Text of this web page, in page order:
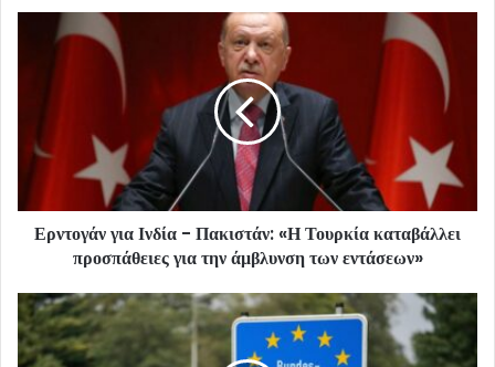
Ερντογάν για Ινδία - Πακιστάν: «Η Τουρκία καταβάλλει
προσπάθειες για την άμβλυνση των εντάσεων»